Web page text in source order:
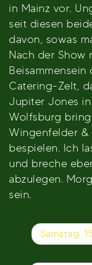
in Mainz vor.
seit diesen
davon, sowas
Nach der Show
Catering-Zelt,
Jupiter Jones
Wolfsburg
Wingenfelder
bespielen. Ich
und breche
abzulegen.
sein.
Samstag,